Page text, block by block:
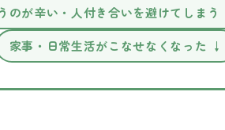
のが辛い・人付き合いを避けてしま
家事・日常生活がこなせなくなった ↓